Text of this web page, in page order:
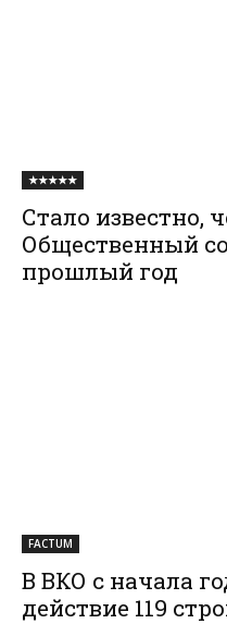
★★★★★
Стало известно,
Общественный
прошлый год
FACTUM
В ВКО с начала
действие 119